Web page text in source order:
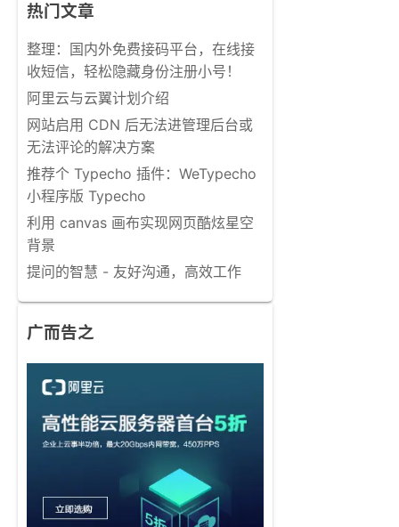
热门文章
整理：国内外免费接码平台，在线接
收短信，轻松隐藏身份注册小号！
阿里云与云翼计划介绍
网站启用 CDN 后无法进管理后台或
无法评论的解决方案
推荐个 Typecho 插件：WeTypecho
小程序版 Typecho
利用 canvas 画布实现网页酷炫星空
背景
提问的智慧 - 友好沟通，高效工作
广而告之